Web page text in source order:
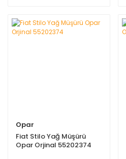
Opar
Fiat Stilo Yağ Müşürü
Opar Orjinal 55202374